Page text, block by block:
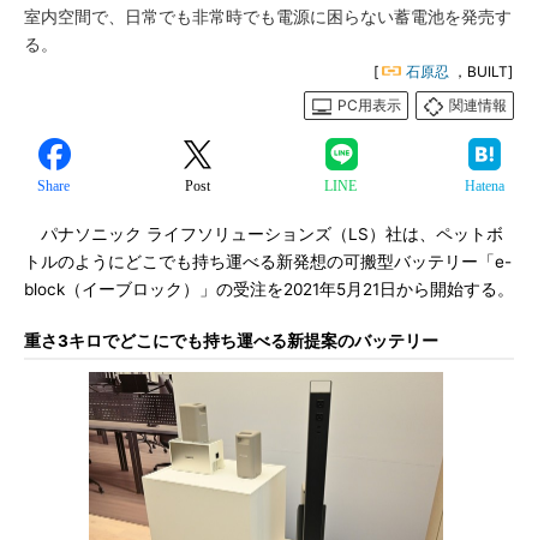
室内空間で、日常でも非常時でも電源に困らない蓄電池を発売す
る。
[ 石原忍 ，BUILT]
PC用表示
関連情報
Share Post LINE Hatena
パナソニック ライフソリューションズ（LS）社は、ペットボ
トルのようにどこでも持ち運べる新発想の可搬型バッテリー「e-
block（イーブロック）」の受注を2021年5月21日から開始する。
重さ3キロでどこにでも持ち運べる新提案のバッテリー